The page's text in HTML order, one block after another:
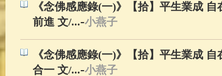
《念佛感應錄(一)》【拾】平生業成
前進 文/...-小燕子
《念佛感應錄(一)》【拾】平生業成
合一 文/...-小燕子